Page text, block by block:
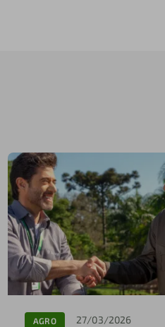
AGRO 27/03/2026